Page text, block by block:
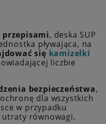
, deska SUP
pływająca, na
się kamizelki
liczbie
bezpieczeństwa,
dla wszystkich
w przypadku
równowagi.